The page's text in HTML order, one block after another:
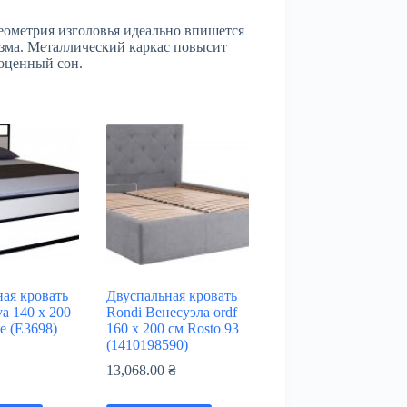
изголовья идеально впишется
Металлический каркас повысит
сон.
кровать
140 х 200
(Е3698)
Двуспальная кровать
Rondi Венесуэла ordf
160 х 200 см Rosto 93
(1410198590)
13,068.00₴